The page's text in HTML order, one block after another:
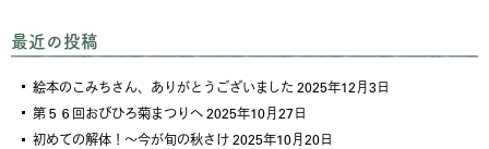
最近の投稿
絵本のこみちさん、ありがとうございました 2025年12月3日
第５６回おびひろ菊まつりへ2025年10月27日
初めての解体！～今が旬の秋さけ2025年10月20日